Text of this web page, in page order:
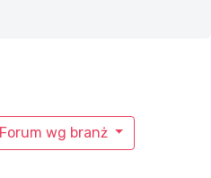
Forum wg branż